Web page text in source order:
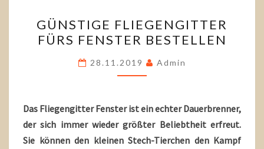
FLIEGENGITTER
FÜRS
FENSTER
BESTELLEN
GÜNSTIGE FLIEGENGITTER
FÜRS FENSTER BESTELLEN
28.11.2019 Admin
Das Fliegengitter Fenster ist ein echter Dauerbrenner,
der sich immer wieder größter Beliebtheit erfreut.
Sie können den kleinen Stech-Tierchen den Kampf